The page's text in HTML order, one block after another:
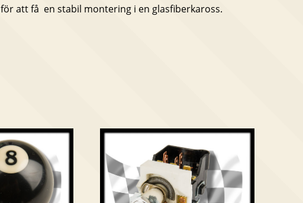
att få en stabil montering i en glasfiberkaross.